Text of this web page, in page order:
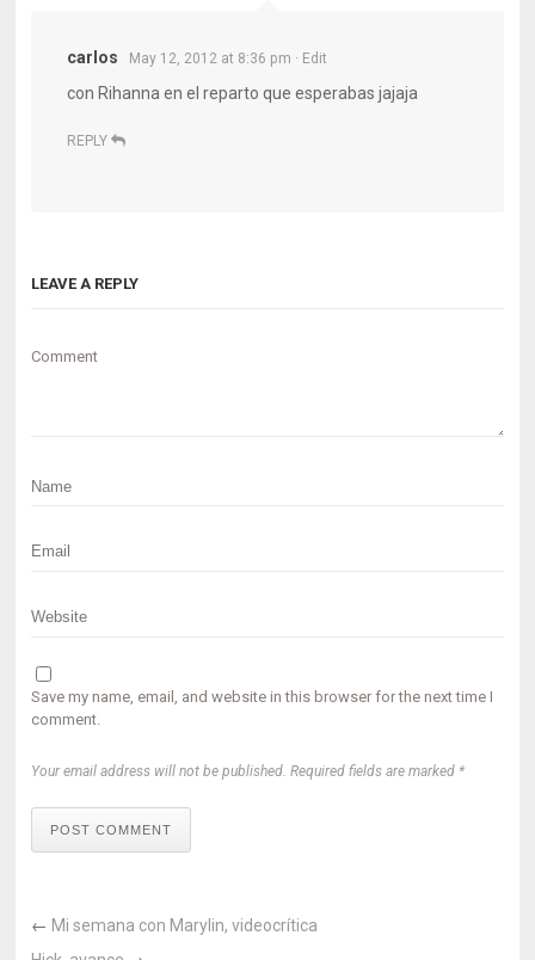
carlos May 12, 2012 at 8:36 pm · Edit
con Rihanna en el reparto que esperabas jajaja
REPLY
LEAVE A REPLY
Comment
Save my name, email, and website in this browser for the next time I
comment.
Your email address will not be published. Required fields are marked *
POST COMMENT
← Mi semana con Marylin, videocrítica